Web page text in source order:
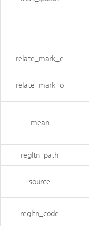
relate_mark_e
relate_mark_o
mean
regltn_path
source
regltn_code